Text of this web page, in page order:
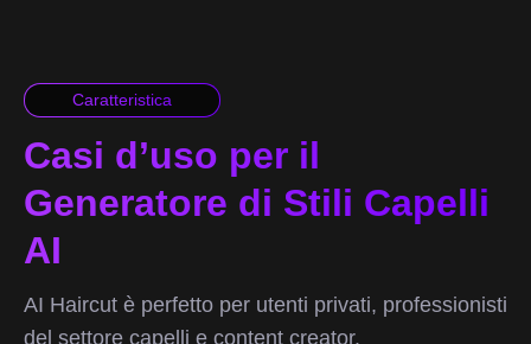
Caratteristica
Casi d’uso per il
Generatore di Stili Capelli
AI
AI Haircut è perfetto per utenti privati, professionisti
del settore capelli e content creator.